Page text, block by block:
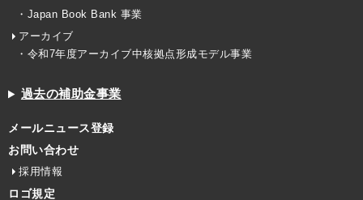
・Japan Book Bank 事業
アーカイブ
・令和7年度アーカイブ中核拠点形成モデル事業
過去の補助金事業
メールニュース登録
お問い合わせ
採用情報
ロゴ規定